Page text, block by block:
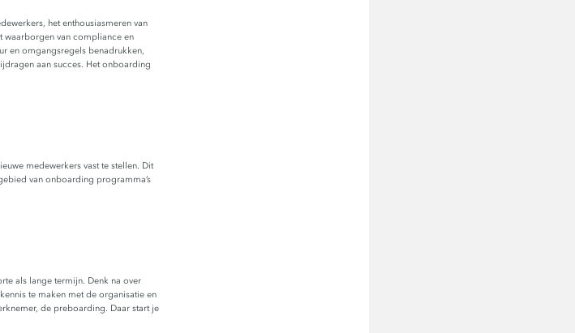
het enthousiasmeren van
waarborgen van compliance en
en omgangsregels benadrukken,
aan succes. Het onboarding
medewerkers vast te stellen. Dit
van onboarding programma’s
als lange termijn. Denk na over
te maken met de organisatie en
de preboarding. Daar start je